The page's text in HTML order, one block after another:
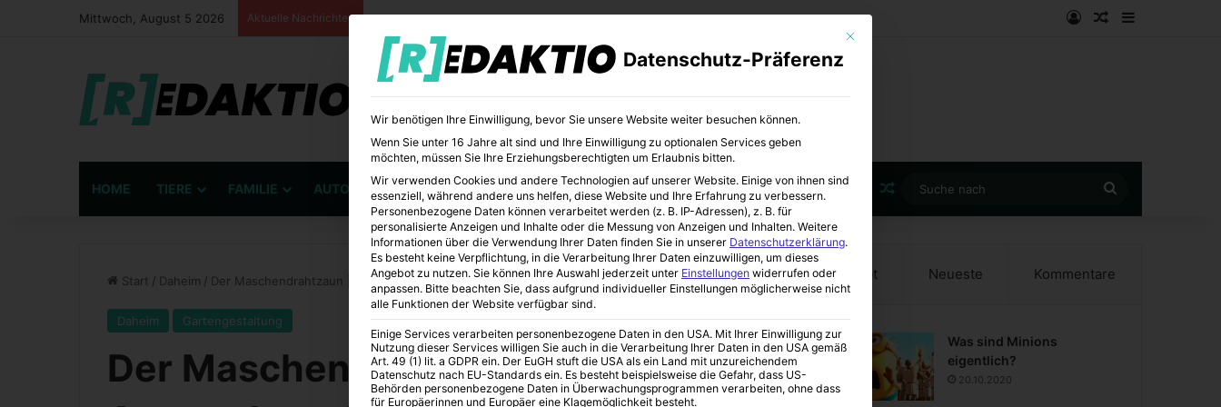
Mittwoch, August 5 2026 Aktuelle Nachrichten AnmeldenZufälliger
HOME TIERE FAMILIE AUTO BÜCHER BILDUNG KUNST Zufälliger Artikel
nach
Start / Daheim / Der Maschendrahtzaun | Anwendung & Informationen
Daheim Gartengestaltung
Der Maschendrahtzaun |
Beliebt Neueste Kommentare
Was sind Minions
eigentlich?
20.10.2020
Mit diesem Button wird der Dialog geschlossen. Seine Funktionalität ist
Datenschutz-Präferenz
Wir benötigen Ihre Einwilligung, bevor Sie unsere Website weiter besuchen können.
Wenn Sie unter 16 Jahre alt sind und Ihre Einwilligung zu optionalen Services geben
möchten, müssen Sie Ihre Erziehungsberechtigten um Erlaubnis bitten.
Wir verwenden Cookies und andere Technologien auf unserer Website. Einige von ihnen sind
essenziell, während andere uns helfen, diese Website und Ihre Erfahrung zu verbessern.
Personenbezogene Daten können verarbeitet werden (z. B. IP-Adressen), z. B. für
personalisierte Anzeigen und Inhalte oder die Messung von Anzeigen und Inhalten. Weitere
Informationen über die Verwendung Ihrer Daten finden Sie in unserer Datenschutzerklärung.
Es besteht keine Verpflichtung, in die Verarbeitung Ihrer Daten einzuwilligen, um dieses
Angebot zu nutzen. Sie können Ihre Auswahl jederzeit unter Einstellungen widerrufen oder
anpassen. Bitte beachten Sie, dass aufgrund individueller Einstellungen möglicherweise nicht
alle Funktionen der Website verfügbar sind.
Einige Services verarbeiten personenbezogene Daten in den USA. Mit Ihrer Einwilligung zur
Nutzung dieser Services willigen Sie auch in die Verarbeitung Ihrer Daten in den USA gemäß
Art. 49 (1) lit. a GDPR ein. Der EuGH stuft die USA als ein Land mit unzureichendem
Datenschutz nach EU-Standards ein. Es besteht beispielsweise die Gefahr, dass US-
Behörden personenbezogene Daten in Überwachungsprogrammen verarbeiten, ohne dass
für Europäerinnen und Europäer eine Klagemöglichkeit besteht.